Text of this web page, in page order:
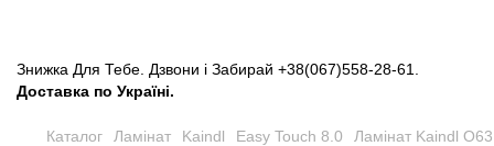
Знижка Для Тебе. Дзвони і Забирай +38(067)558-28-61
Доставка по Україні.
Каталог Ламінат Kaindl Easy Touch 8.0 Ламінат Kaindl